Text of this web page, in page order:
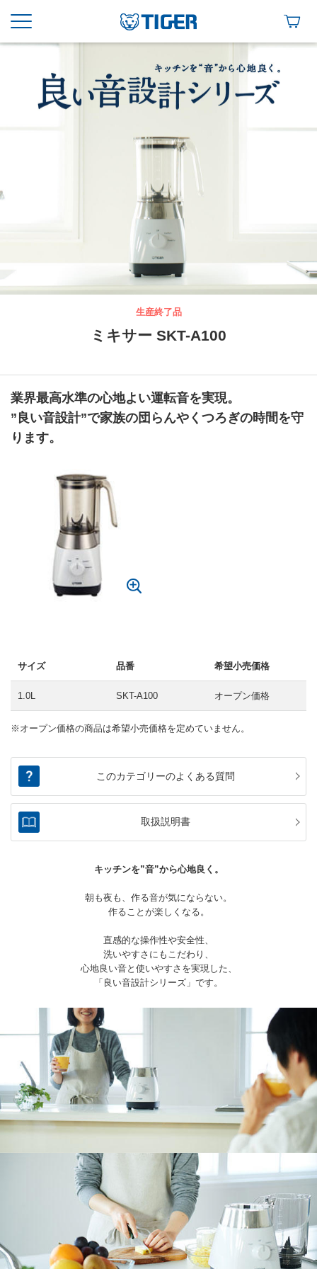
生産終了品
ミキサー SKT-A100
業界最高水準の心地よい運転音を実現。
”良い音設計”で家族の団らんやくつろぎの時間を守
ります。
サイズ 品番 希望小売価格
1.0L SKT-A100 オープン価格
※オープン価格の商品は希望小売価格を定めていません。
このカテゴリーのよくある質問
取扱説明書
キッチンを”音”から心地良く。
朝も夜も、作る音が気にならない。
作ることが楽しくなる。
直感的な操作性や安全性、
洗いやすさにもこだわり、
心地良い音と使いやすさを実現した、
「良い音設計シリーズ」です。